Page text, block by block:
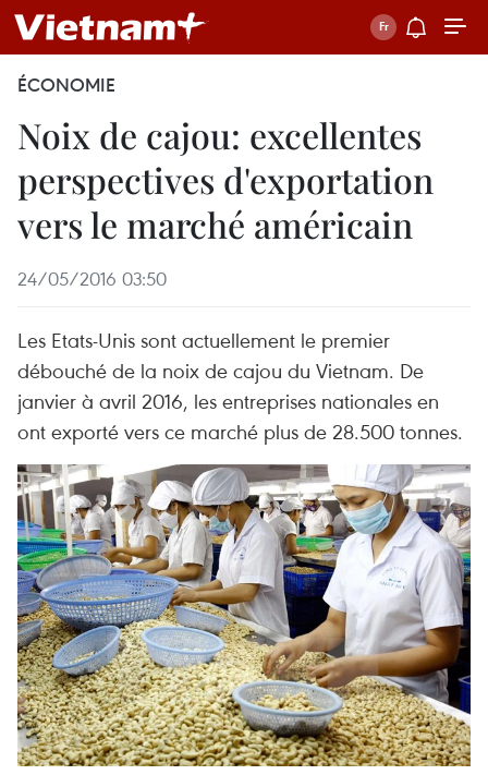
ÉCONOMIE
Noix de cajou: excellentes
perspectives d'exportation
vers le marché américain
24/05/2016 03:50
Les Etats-Unis sont actuellement le premier
débouché de la noix de cajou du Vietnam. De
janvier à avril 2016, les entreprises nationales en
ont exporté vers ce marché plus de 28.500 tonnes.